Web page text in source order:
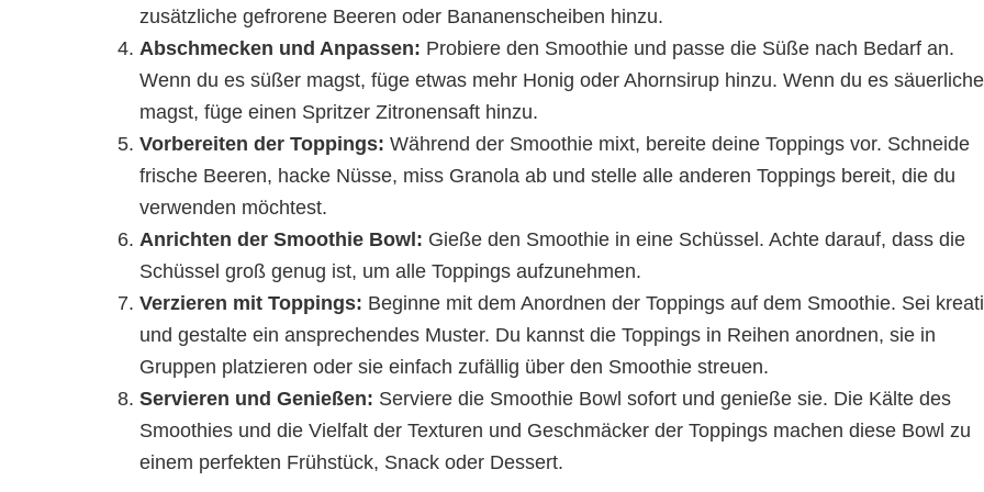
zusätzliche gefrorene Beeren oder Bananenscheiben hinzu.
Abschmecken und Anpassen: Probiere den Smoothie und passe die Süße nach Bedarf an.
Wenn du es süßer magst, füge etwas mehr Honig oder Ahornsirup hinzu. Wenn du es
magst, füge einen Spritzer Zitronensaft hinzu.
Vorbereiten der Toppings: Während der Smoothie mixt, bereite deine Toppings vor. Schneide
frische Beeren, hacke Nüsse, miss Granola ab und stelle alle anderen Toppings bereit, die du
verwenden möchtest.
Anrichten der Smoothie Bowl: Gieße den Smoothie in eine Schüssel. Achte darauf, dass die
Schüssel groß genug ist, um alle Toppings aufzunehmen.
Verzieren mit Toppings: Beginne mit dem Anordnen der Toppings auf dem Smoothie. Sei
und gestalte ein ansprechendes Muster. Du kannst die Toppings in Reihen anordnen, sie in
Gruppen platzieren oder sie einfach zufällig über den Smoothie streuen.
Servieren und Genießen: Serviere die Smoothie Bowl sofort und genieße sie. Die Kälte des
Smoothies und die Vielfalt der Texturen und Geschmäcker der Toppings machen diese Bowl zu
einem perfekten Frühstück, Snack oder Dessert.